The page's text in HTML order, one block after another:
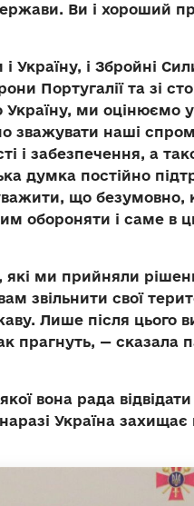
Ви і хороший
Україну, і Збройні
Португалії та зі
ми оцінюємо
зважувати наші
і забезпечення, а
думка постійно
що безумовно,
обороняти і саме в
ми прийняли
звільнити свої
Лише після цього
прагнуть, — сказала
вона рада
Україна